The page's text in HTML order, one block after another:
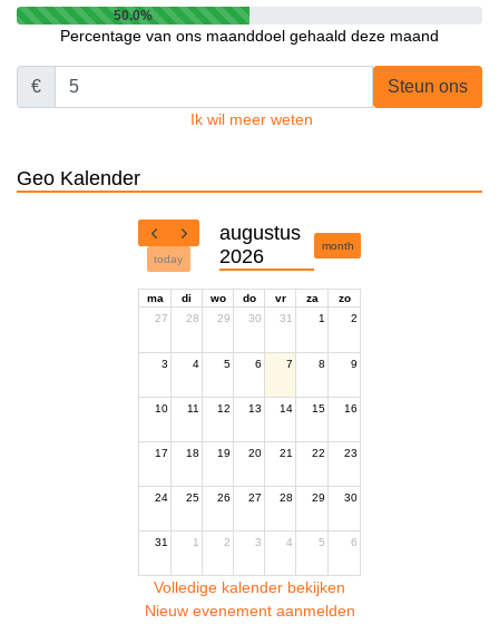
50.0%
Percentage van ons maanddoel gehaald deze maand
€ Steun ons
Ik wil meer weten
Geo Kalender
today
augustus
2026
month
ma di wo do vr za
zo
27
28 29 30 31 1 2
3 4 5 6 7 8 9
10 11 12 13 14 15 16
17 18 19 20 21 22 23
24 25 26 27 28 29 30
31 1 2 3 4 5 6
Volledige kalender bekijken
Nieuw evenement aanmelden